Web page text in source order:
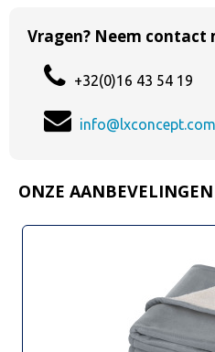
Vragen? Neem contact
+32(0)16 43 54 19
info@lxconcept.com
ONZE AANBEVELINGEN